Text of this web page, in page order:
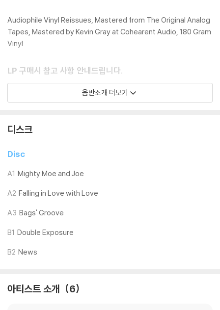
Audiophile Vinyl Reissues, Mastered from The Original Analog
Tapes, Mastered by Kevin Gray at Cohearent Audio, 180 Gram
Vinyl
LP 구매시 참고 사항 안내드립니다.
1) 제작/배송 과정에 따라 경미한 재킷 주름, 모서리 눌림, 갈라짐이 발생
있습니다.
외관상 불량 확인되는 상품을 개봉 시엔 반품/교환 처리 불가합니다.
2) 디스크 라벨은 공정상 매끄럽게 부착되지 않을 수도 있으며 겉포장 비
3) 일본 제작 LP는 대부분 겉비닐이 밀봉되어 있지 않습니다.
※ 재생 불량
1) 침압 조절 기능이 없는 턴테이블을 사용하시는 경우, (주로 올인원 형태
모델) 다이내믹 사운드의 편차가 큰 트랙을 재생할 때 이상 현상이 발생할
기기 문제로 인해 발생하는 재생 불량 현상에 대해서는 반품/교환이 불가
다. 전용 제품으로 이를 제거하면 대부분 해결됩니다.
음반소개 더보기
디스크
Disc
A1 Mighty Moe and Joe
A2 Falling in Love with Love
A3 Bags' Groove
B1 Double Exposure
B2 News
아티스트 소개 6